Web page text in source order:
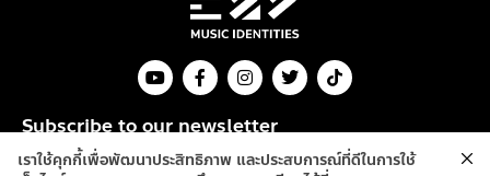
Subscribe to our newsletter
Send
เราใช้คุกกี้เพื่อพัฒนาประสิทธิภาพ และประสบการณ์ที่ดีในการใช้